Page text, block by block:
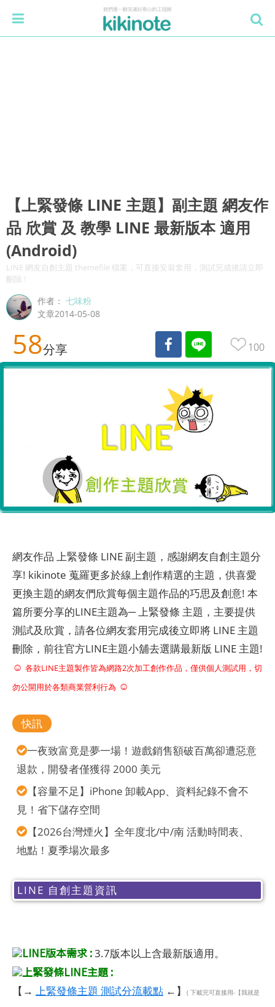
【上緊發條 LINE 主題】副主題 網友作
品 欣賞 及 教學 LINE 最新版本 適用
(Android)
LINE 網友自創主題 themefile 檔案，可直接安裝套用，測試完成後請立即
刪除 !
作者：七味粉
文章2014-05-08
58分享 100
網友作品 上緊發條 LINE 副主題，感謝網友自創主題分
享! kikinote 蒐羅更多於線上創作精選的主題，供喜愛
更換主題的網友們欣賞每個主題作品的巧思及創意! 本
篇所要分享的LINE主題為─ 上緊發條 主題，主要提供
測試及欣賞，請各位網友套用完成後立即將 LINE 主題
刪除，前往官方LINE主題小舖去選購最新版 LINE 主題!
☺ 各款LINE主題製作皆為網路2次加工創作作品，僅供個人測試用，切
勿公開用於各類商業營利行為 ☺
快訊
一夜致富竟是夢一場！遊戲銷售額破百萬卻遭惡意
退款，開發者僅獲得 2000 美元
【容量不足】iPhone 卸載App、資料紀錄不會不
見！省下儲存空間
【2026台灣煙火】全年度北/中/南 活動時間表、
地點！夏季場次最多
LINE 自創主題資訊
LINE版本需求 :3.7版本以上含最新版適用。
上緊發條LINE主題 :
【→ 上緊發條主題 測試分流載點 ←】 ( 下載完可直接用-【我就是